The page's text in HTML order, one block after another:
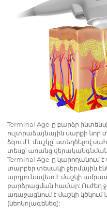
Terminal Age-ը բարձր
ուլտրաձայնային սարքի նոր
ձգում է մաշկը՝ ստեղծելով
տեսք՝ առանց
Terminal Age-ը կարողանում
տարբեր տեսակի ջերմային
արդյունավետ է մաշկի
բարձրացման համար: Ուժեղ
առաջացնում է մաշկի
(նեոկոլագենեզ):